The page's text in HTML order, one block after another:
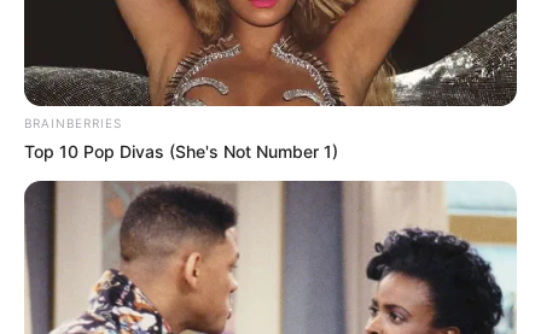
зарізати чоловіка
КВІ 22, 2025
BRAINBERRIES
Top 10 Pop Divas (She's Not Number 1)